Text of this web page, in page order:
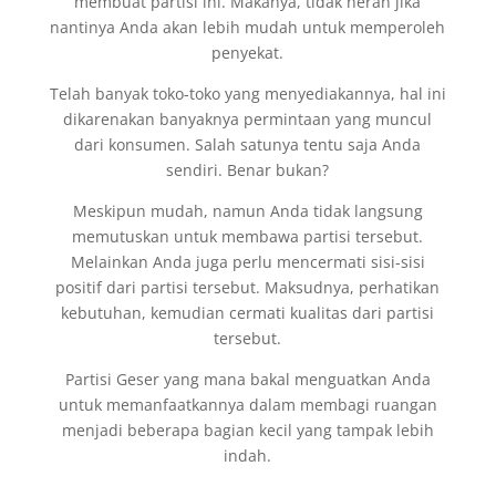
nantinya Anda akan lebih mudah untuk memperoleh
penyekat.
Telah banyak toko-toko yang menyediakannya, hal ini
dikarenakan banyaknya permintaan yang muncul
dari konsumen. Salah satunya tentu saja Anda
sendiri. Benar bukan?
Meskipun mudah, namun Anda tidak langsung
memutuskan untuk membawa partisi tersebut.
Melainkan Anda juga perlu mencermati sisi-sisi
positif dari partisi tersebut. Maksudnya, perhatikan
kebutuhan, kemudian cermati kualitas dari partisi
tersebut.
Partisi Geser yang mana bakal menguatkan Anda
untuk memanfaatkannya dalam membagi ruangan
menjadi beberapa bagian kecil yang tampak lebih
indah.